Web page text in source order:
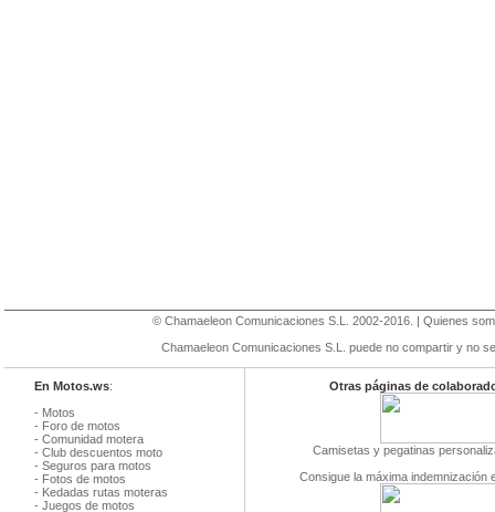
©Chamaeleon Comunicaciones S.L . 2002-2016. |Quienes
Chamaeleon Comunicaciones S.L. puede no compartir y no
En Motos.ws:
- Motos
- Foro de motos
-Comunidad motera
-Club descuentos moto
-Seguros para motos
- Fotos de motos
- Kedadas rutas moteras
-Juegos de motos
Otras páginas de
Camisetas y pegatinas
Consigue la máxima indemnización